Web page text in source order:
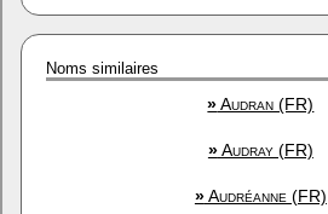
Noms similaires
»Audran (FR)
»Audray (FR)
»Audréanne (FR)